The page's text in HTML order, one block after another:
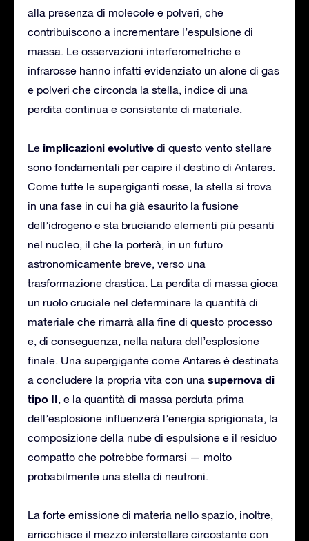
alla presenza di molecole e polveri, che
contribuiscono a incrementare l’espulsione di
massa. Le osservazioni interferometriche e
infrarosse hanno infatti evidenziato un alone di gas
e polveri che circonda la stella, indice di una
perdita continua e consistente di materiale.
Le implicazioni evolutive di questo vento stellare
sono fondamentali per capire il destino di Antares.
Come tutte le supergiganti rosse, la stella si trova
in una fase in cui ha già esaurito la fusione
dell’idrogeno e sta bruciando elementi più pesanti
nel nucleo, il che la porterà, in un futuro
astronomicamente breve, verso una
trasformazione drastica. La perdita di massa gioca
un ruolo cruciale nel determinare la quantità di
materiale che rimarrà alla fine di questo processo
e, di conseguenza, nella natura dell’esplosione
finale. Una supergigante come Antares è destinata
a concludere la propria vita con una supernova di
tipo II, e la quantità di massa perduta prima
dell’esplosione influenzerà l’energia sprigionata, la
composizione della nube di espulsione e il residuo
compatto che potrebbe formarsi — molto
probabilmente una stella di neutroni.
La forte emissione di materia nello spazio, inoltre,
arricchisce il mezzo interstellare circostante con